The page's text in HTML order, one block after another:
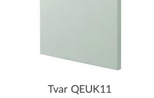
Tvar QEUK11